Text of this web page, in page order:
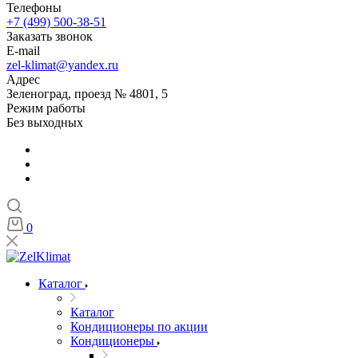
Телефоны
+7 (499) 500-38-51
Заказать звонок
E-mail
zel-klimat@yandex.ru
Адрес
Зеленоград, проезд № 4801, 5
Режим работы
Без выходных
0
Каталог
Каталог
Кондиционеры по акции
Кондиционеры